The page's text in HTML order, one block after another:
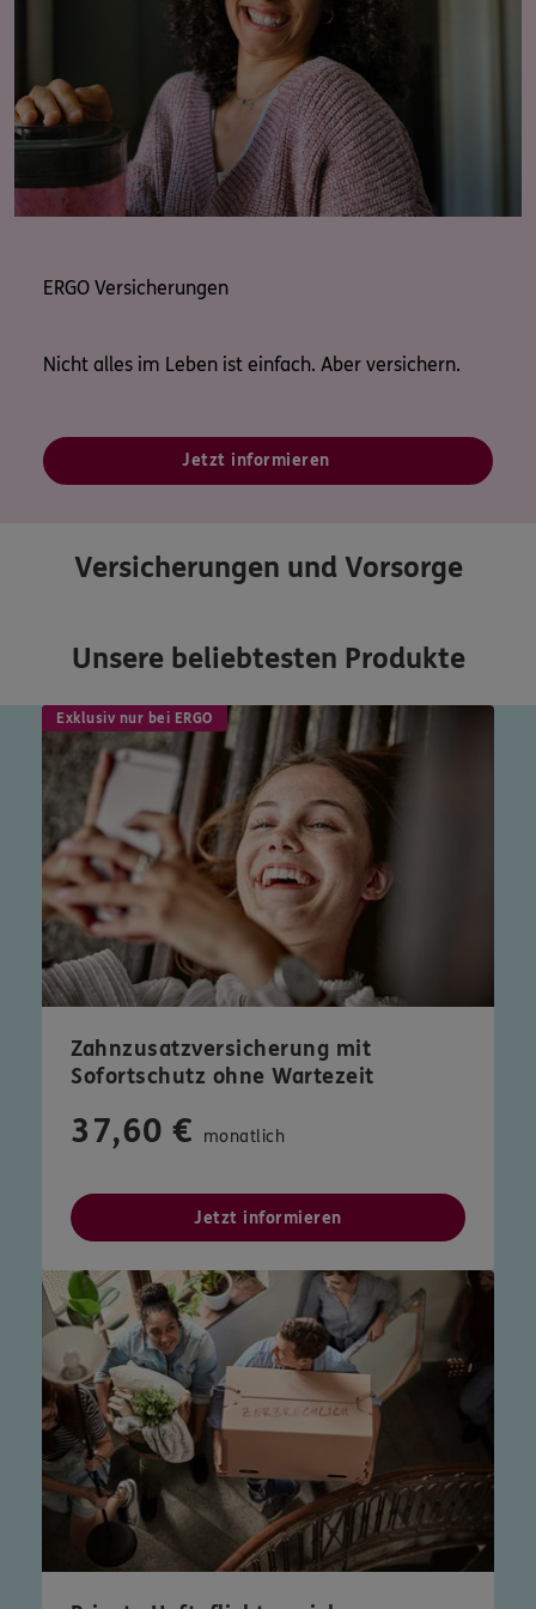
ERGO Versicherungen
Nicht alles im Leben ist einfach. Aber versichern.
Jetzt informieren
Versicherungen und Vorsorge
Unsere beliebtesten Produkte
Exklusiv nur bei ERGO
Zahnzusatzversicherung mit
Sofortschutz ohne Wartezeit
37,60 € monatlich
Jetzt informieren